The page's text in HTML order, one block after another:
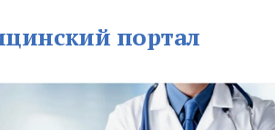
портал